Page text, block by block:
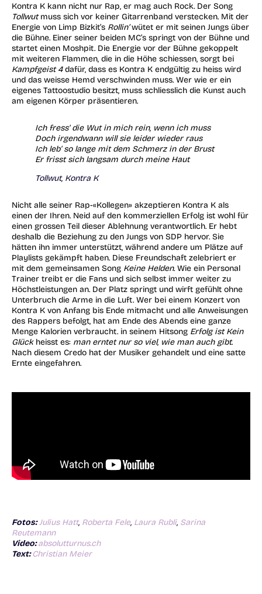
Kontra K kann nicht nur Rap, er mag auch Rock. Der Song
Tollwutmuss sich vor keiner Gitarrenband verstecken. Mit der
Energie von Limp Bizkit’s Rollin’wütet er mit seinen Jungs über
die Bühne. Einer seiner beiden MC’s springt von der Bühne und
startet einen Moshpit. Die Energie vor der Bühne gekoppelt
mit weiteren Flammen, die in die Höhe schiessen, sorgt bei
Kampfgeist 4dafür, dass es Kontra K endgültig zu heiss wird
und das weisse Hemd verschwinden muss. Wer wie er ein
eigenes Tattoostudio besitzt, muss schliesslich die Kunst auch
am eigenen Körper präsentieren.
Ich fress' die Wut in mich rein, wenn ich muss
Doch irgendwann will sie leider wieder raus
Ich leb' so lange mit dem Schmerz in der Brust
Er frisst sich langsam durch meine Haut
Tollwut, Kontra K
Nicht alle seiner Rap-«Kollegen» akzeptieren Kontra K als
einen der Ihren. Neid auf den kommerziellen Erfolg ist wohl für
einen grossen Teil dieser Ablehnung verantwortlich. Er hebt
deshalb die Beziehung zu den Jungs von SDP hervor. Sie
hätten ihn immer unterstützt, während andere um Plätze auf
Playlists gekämpft haben. Diese Freundschaft zelebriert er
mit dem gemeinsamen Song Keine Helden. Wie ein Personal
Trainer treibt er die Fans und sich selbst immer weiter zu
Höchstleistungen an. Der Platz springt und wirft gefühlt ohne
Unterbruch die Arme in die Luft. Wer bei einem Konzert von
Kontra K von Anfang bis Ende mitmacht und alle Anweisungen
des Rappers befolgt, hat am Ende des Abends eine ganze
Menge Kalorien verbraucht. in seinem Hitsong Erfolg ist Kein
Glückheisst es: man erntet nur so viel, wie man auch gibt.
Nach diesem Credo hat der Musiker gehandelt und eine satte
Ernte eingefahren.
Fotos: Julius Hatt, Roberta Fele, Laura Rubli, Sarina
Reutemann
Video:absolutturnus.ch
Text:Christian Meier